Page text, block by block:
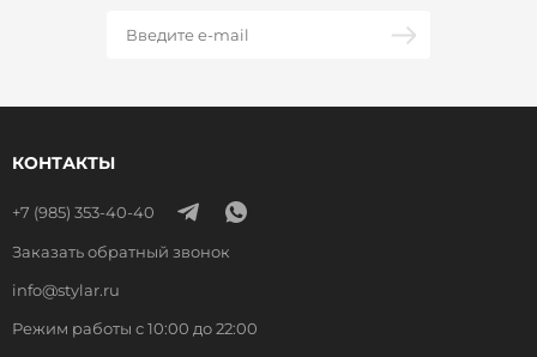
КОНТАКТЫ
+7 (985) 353-40-40
Заказать обратный звонок
info@stylar.ru
Режим работы с 10:00 до 22:00